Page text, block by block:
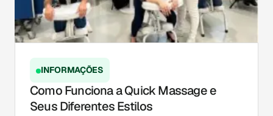
INFORMAÇÕES
Como Funciona a Quick Massage e
Seus Diferentes Estilos